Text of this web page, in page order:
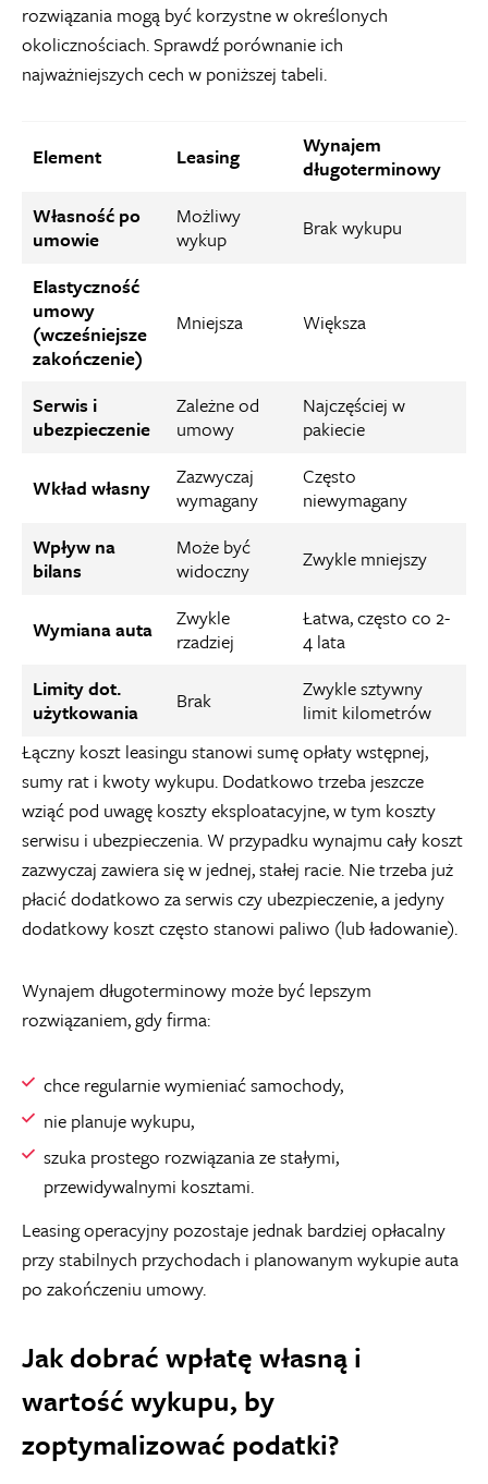
rozwiązania mogą być korzystne w określonych
okolicznościach. Sprawdź porównanie ich
najważniejszych cech w poniższej tabeli.
Element Leasing
Wynajem
długoterminowy
Własność po
umowie
Możliwy
wykup
Brak wykupu
Elastyczność
umowy
(wcześniejsze
zakończenie)
Mniejsza Większa
Serwis i
ubezpieczenie
Zależne od
umowy
Najczęściej w
pakiecie
Wkład własny
Zazwyczaj
wymagany
Często
niewymagany
Wpływ na
bilans
Może być
widoczny
Zwykle mniejszy
Wymiana auta
Zwykle
rzadziej
Łatwa, często co 2-
4 lata
Limity dot.
użytkowania
Brak
Zwykle sztywny
limit kilometrów
Łączny koszt leasingu stanowi sumę opłaty wstępnej,
sumy rat i kwoty wykupu. Dodatkowo trzeba jeszcze
wziąć pod uwagę koszty eksploatacyjne, w tym koszty
serwisu i ubezpieczenia. W przypadku wynajmu cały koszt
zazwyczaj zawiera się w jednej, stałej racie. Nie trzeba już
płacić dodatkowo za serwis czy ubezpieczenie, a jedyny
dodatkowy koszt często stanowi paliwo (lub ładowanie).
Wynajem długoterminowy może być lepszym
rozwiązaniem, gdy firma:
chce regularnie wymieniać samochody,
nie planuje wykupu,
szuka prostego rozwiązania ze stałymi,
przewidywalnymi kosztami.
Leasing operacyjny pozostaje jednak bardziej opłacalny
przy stabilnych przychodach i planowanym wykupie auta
po zakończeniu umowy.
Jak dobrać wpłatę własną i
wartość wykupu, by
zoptymalizować podatki?